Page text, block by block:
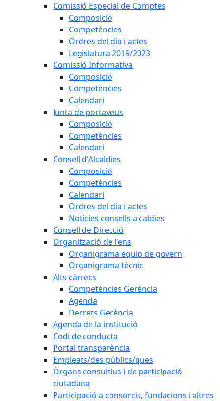
Comissió Especial de Comptes
Composició
Competències
Ordres del dia i actes
Legislatura 2019/2023
Comissió Informativa
Composició
Competències
Calendari
Junta de portaveus
Composició
Competències
Calendari
Consell d'Alcaldies
Composició
Competències
Calendari
Ordres del dia i actes
Notícies consells alcaldies
Consell de Direcció
Organització de l'ens
Organigrama equip de govern
Organigrama tècnic
Alts càrrecs
Competències Gerència
Agenda
Decrets Gerència
Agenda de la institució
Codi de conducta
Portal transparència
Empleats/des públics/ques
Òrgans consultius i de participació
ciutadana
Participació a consorcis, fundacions i altres